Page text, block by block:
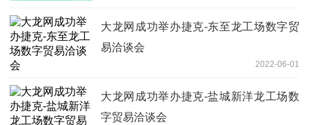
大龙网成功举办捷克-东至龙工场数字贸
易洽谈会
2022-06-01
大龙网成功举办捷克-盐城新洋龙工场数
字贸易洽谈会